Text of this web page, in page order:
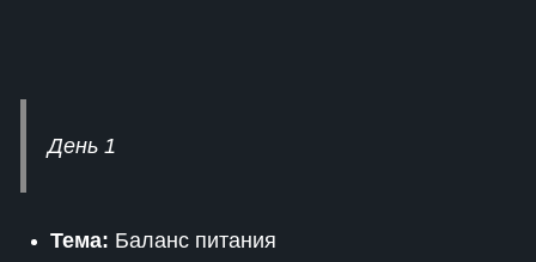
День 1
Тема: Баланс питания